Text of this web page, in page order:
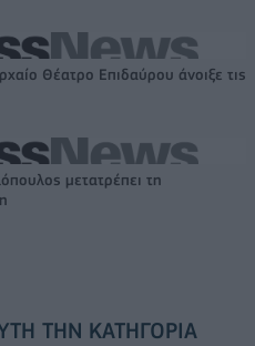
Θέατρο Επιδαύρου άνοιξε τις
μετατρέπει τη
ΤΗΝ ΚΑΤΗΓΟΡΊΑ